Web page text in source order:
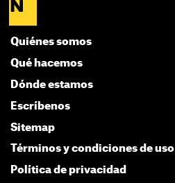
Quiénes somos
Qué hacemos
Dónde estamos
Escríbenos
Sitemap
Términos y condiciones de uso
Política de privacidad